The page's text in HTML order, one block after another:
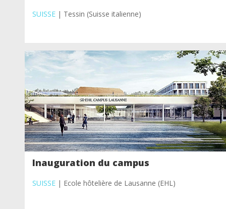
SUISSE| Tessin (Suisse italienne)
Inauguration du campus
SUISSE| Ecole hôtelière de Lausanne (EHL)